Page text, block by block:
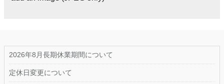
2026年8月長期休業期間について
定休日変更について